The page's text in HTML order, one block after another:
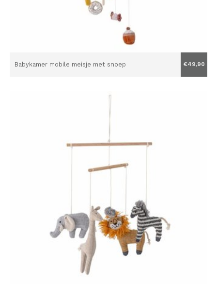
Babykamer mobile meisje met snoep €49,90